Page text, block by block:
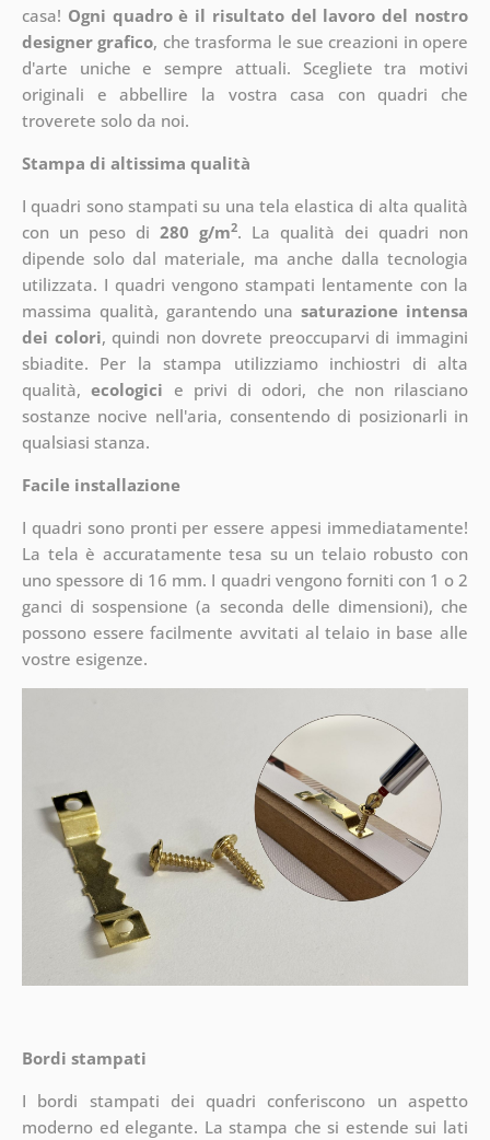
casa! Ogni quadro è il risultato del lavoro del nostro
designer grafico, chetrasforma le sue creazioni in opere
d'arte uniche e sempre attuali. Scegliete tra motivi
originali e abbellire la vostra casa con quadri che
troverete solo da noi.
Stampa di altissima qualità
I quadri sono stampati su una tela elastica di alta qualità
con un peso di 280 g/m2. La qualità dei quadri non
dipende solo dal materiale, ma anche dalla tecnologia
utilizzata. I quadri vengono stampati lentamente con la
massima qualità, garantendo unasaturazione intensa
dei colori, quindi non dovrete preoccuparvi di immagini
sbiadite. Per la stampa utilizziamo inchiostri di alta
qualità,ecologici e privi di odori, che non rilasciano
sostanze nocive nell'aria, consentendo di posizionarli in
qualsiasi stanza.
Facile installazione
I quadri sono pronti per essere appesi immediatamente!
La tela è accuratamente tesa su un telaio robusto con
uno spessore di 16 mm. I quadri vengono forniti con 1 o 2
ganci di sospensione (a seconda delle dimensioni), che
possono essere facilmente avvitati al telaio in base alle
vostre esigenze.
Bordi stampati
I bordi stampati dei quadri conferiscono un aspetto
moderno ed elegante. La stampa che si estende sui lati